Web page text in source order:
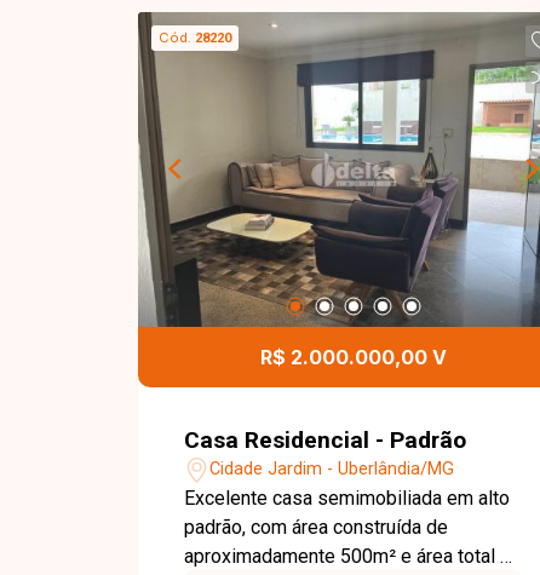
Cód. 28220
R$ 2.000.000,00 V
Casa Residencial - Padrão
Cidade Jardim - Uberlândia/MG
Excelente casa semimobiliada em alto
padrão, com área construída de
aproximadamente 500m² e área total de